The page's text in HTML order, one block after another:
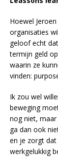
Hoewel
organisaties
geloof echt
termijn geld
waarin ze
vinden:
Ik zou wel
beweging
nog niet, maar
ga dan ook
en je zorgt dat
werkgelukkig